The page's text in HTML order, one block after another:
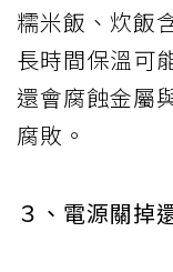
糯米飯、炊飯
長時間保溫可
還會腐蝕金屬
腐敗。
３、電源關掉